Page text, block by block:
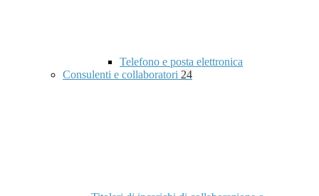
Telefono e posta elettronica
Consulenti e collaboratori 24